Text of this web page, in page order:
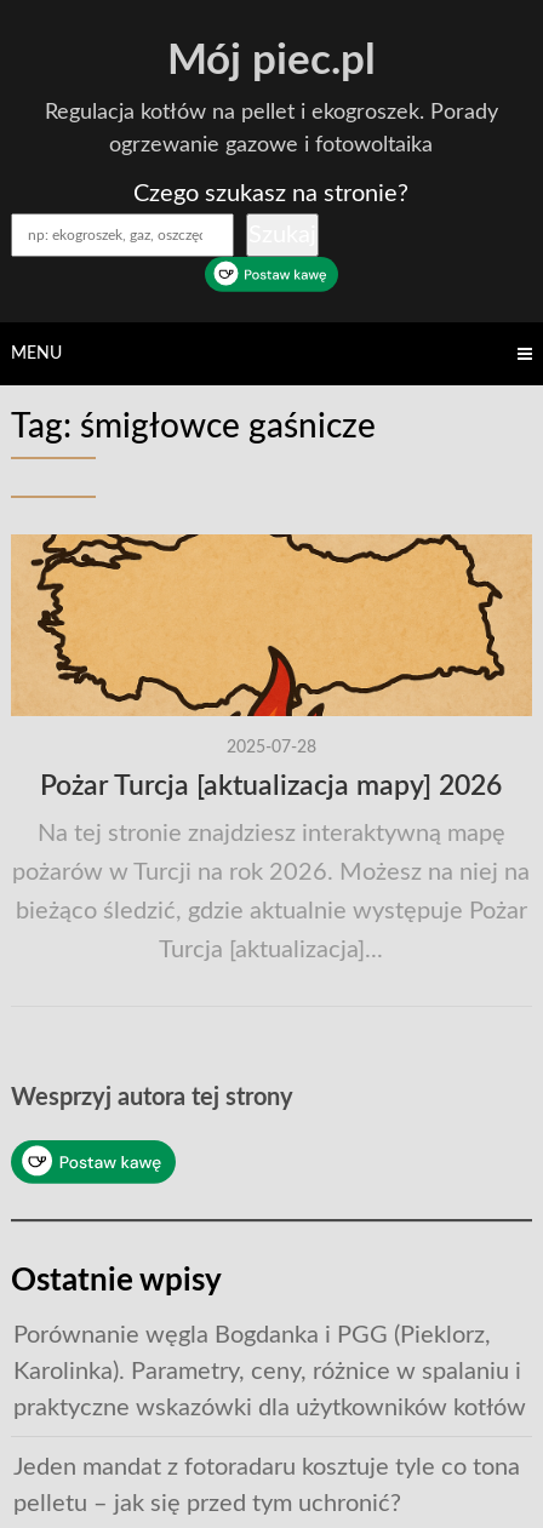
Mój piec.pl
Regulacja kotłów na pellet i ekogroszek. Porady
ogrzewanie gazowe i fotowoltaika
Czego szukasz na stronie?
MENU
Tag: śmigłowce gaśnicze
2025-07-28
Pożar Turcja [aktualizacja mapy] 2026
Na tej stronie znajdziesz interaktywną mapę
pożarów w Turcji na rok 2026. Możesz na niej na
bieżąco śledzić, gdzie aktualnie występuje Pożar
Turcja [aktualizacja]...
Wesprzyj autora tej strony
Ostatnie wpisy
Porównanie węgla Bogdanka i PGG (Pieklorz,
Karolinka). Parametry, ceny, różnice w spalaniu i
praktyczne wskazówki dla użytkowników kotłów
Jeden mandat z fotoradaru kosztuje tyle co tona
pelletu – jak się przed tym uchronić?